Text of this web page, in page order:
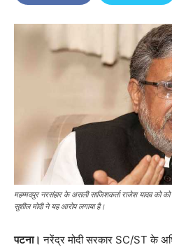
महम्मदपुर नरसंहार के असली साजिशकर्ता राजेश यादव को को
सुशील मोदी ने यह आरोप लगाया है।
पटना। नरेंद्र मोदी सरकार SC/ST के